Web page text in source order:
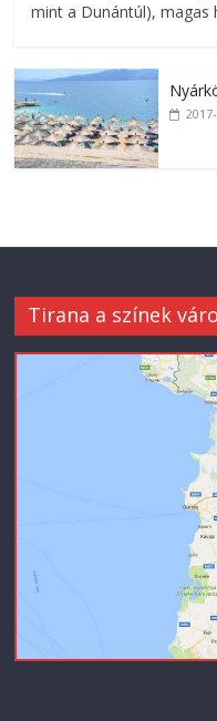
mint a Dunántúl), magas
Tirana a színek